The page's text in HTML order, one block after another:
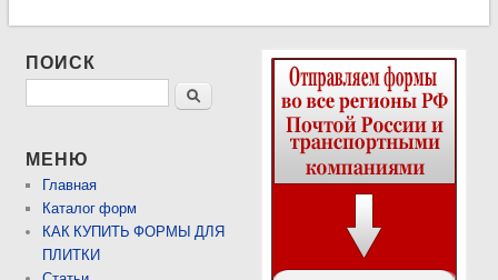
ПОИСК
Поиск
МЕНЮ
Главная
Каталог форм
КАК КУПИТЬ ФОРМЫ ДЛЯ
ПЛИТКИ